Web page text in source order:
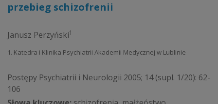
przebieg schizofrenii
Janusz Perzyński1
1. Katedra i Klinika Psychiatrii Akademii Medycznej w Lublinie
Postępy Psychiatrii i Neurologii 2005; 14 (supl. 1/20): 62-
106